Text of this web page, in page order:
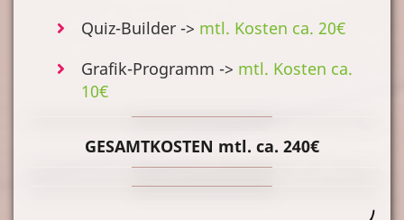
Quiz-Builder -> mtl. Kosten ca. 20€
Grafik-Programm -> mtl. Kosten ca.
10€
GESAMTKOSTEN mtl. ca. 240€